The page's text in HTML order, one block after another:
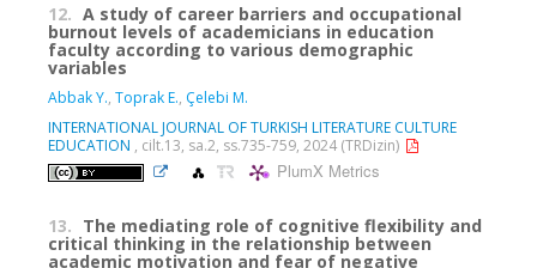
12. A study of career barriers and occupational
burnout levels of academicians in education
faculty according to various demographic
variables
Abbak Y., Toprak E., Çelebi M.
INTERNATIONAL JOURNAL OF TURKISH LITERATURE CULTURE
EDUCATION , cilt.13, sa.2, ss.735-759, 2024 (TRDizin)
PlumX Metrics
13. The mediating role of cognitive flexibility and
critical thinking in the relationship between
academic motivation and fear of negative